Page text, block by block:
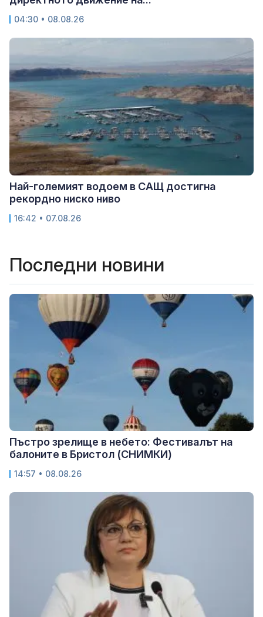
04:30 • 08.08.26
Най-големият водоем в САЩ достигна
рекордно ниско ниво
16:42 • 07.08.26
Последни новини
Пъстро зрелище в небето: Фестивалът на
балоните в Бристол (СНИМКИ)
14:57 • 08.08.26